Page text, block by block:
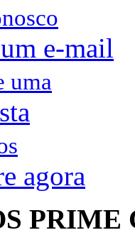
e-mail
uma
agora
PRIME